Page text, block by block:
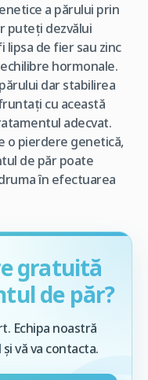
a părului prin
puteţi dezvălui
lipsa de fier sau zinc
hormonale.
dar stabilirea
cu această
adecvat.
o pierdere genetică,
de păr poate
în efectuarea
gratuită
de păr?
Echipa noastră
vă va contacta.